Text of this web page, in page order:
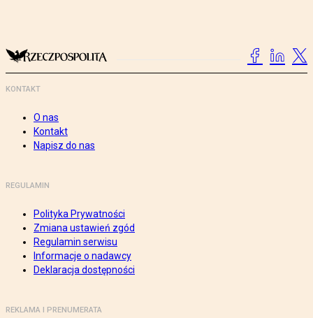
KONTAKT
O nas
Kontakt
Napisz do nas
REGULAMIN
Polityka Prywatności
Zmiana ustawień zgód
Regulamin serwisu
Informacje o nadawcy
Deklaracja dostępności
REKLAMA I PRENUMERATA